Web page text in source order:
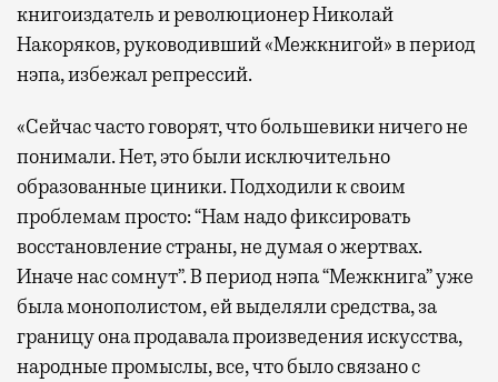
книгоиздатель и революционер Николай
Накоряков, руководивший «Межкнигой» в период
нэпа, избежал репрессий.
«Сейчас часто говорят, что большевики ничего не
понимали. Нет, это были исключительно
образованные циники. Подходили к своим
проблемам просто: “Нам надо фиксировать
восстановление страны, не думая о жертвах.
Иначе нас сомнут”. В период нэпа “Межкнига” уже
была монополистом, ей выделяли средства, за
границу она продавала произведения искусства,
народные промыслы, все, что было связано с